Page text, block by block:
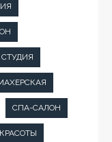
СПА-САЛОН